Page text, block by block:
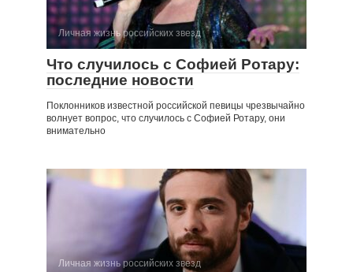
Личная жизнь российских звезд
Что случилось с Софией Ротару:
последние новости
Поклонников известной российской певицы чрезвычайно
волнует вопрос, что случилось с Софией Ротару, они
внимательно
Личная жизнь российских звезд